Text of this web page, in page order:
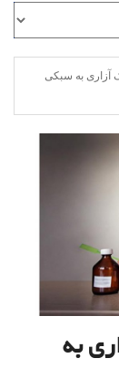
آزاری به سبکی
به